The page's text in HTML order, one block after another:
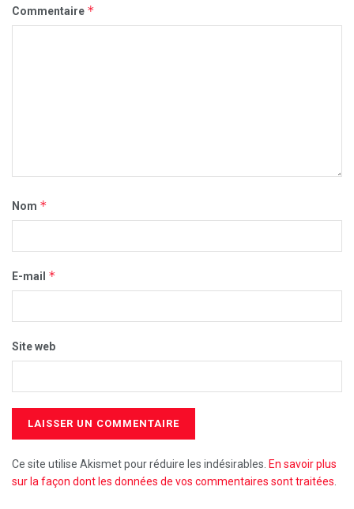
Commentaire *
Nom *
E-mail *
Site web
Ce site utilise Akismet pour réduire les indésirables. En savoir plus
sur la façon dont les données de vos commentaires sont traitées